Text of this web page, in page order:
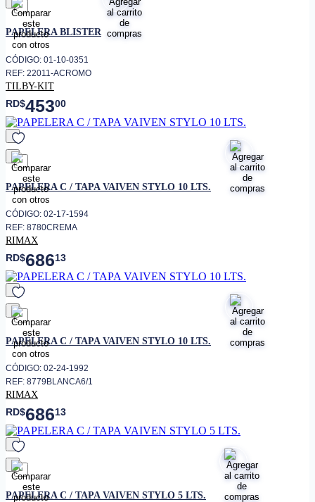
favorito
PAPELERA BLISTER
CÓDIGO: 01-10-0351
REF: 22011-ACROMO
TILBY-KIT
RD$45300
favorito
PAPELERA C / TAPA VAIVEN STYLO 10 LTS.
CÓDIGO: 02-17-1594
REF: 8780CREMA
RIMAX
RD$68613
favorito
PAPELERA C / TAPA VAIVEN STYLO 10 LTS.
CÓDIGO: 02-24-1992
REF: 8779BLANCA6/1
RIMAX
RD$68613
favorito
PAPELERA C / TAPA VAIVEN STYLO 5 LTS.